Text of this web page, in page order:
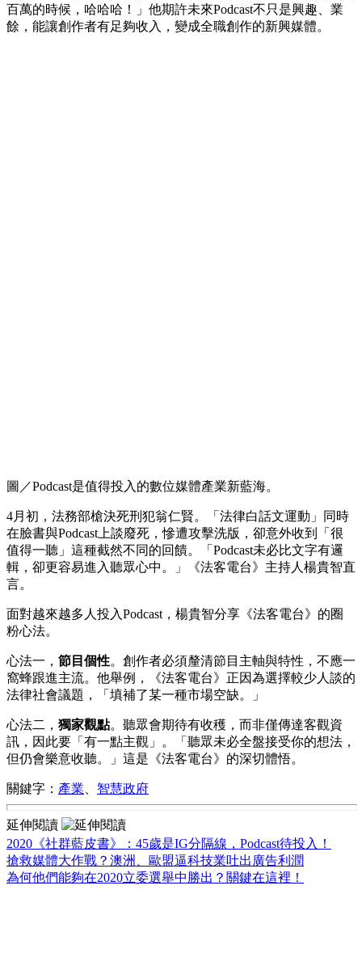
百萬的時候，哈哈哈！」他期許未來Podcast不只是興趣、業
餘，能讓創作者有足夠收入，變成全職創作的新興媒體。
圖／Podcast是值得投入的數位媒體產業新藍海。
4月初，法務部槍決死刑犯翁仁賢。「法律白話文運動」同時
在臉書與Podcast上談廢死，慘遭攻擊洗版，卻意外收到「很
值得一聽」這種截然不同的回饋。「Podcast未必比文字有邏
輯，卻更容易進入聽眾心中。」《法客電台》主持人楊貴智直
言。
面對越來越多人投入Podcast，楊貴智分享《法客電台》的圈
粉心法。
心法一， 節目個性。創作者必須釐清節目主軸與特性，不應一
窩蜂跟進主流。他舉例，《法客電台》正因為選擇較少人談的
法律社會議題，「填補了某一種市場空缺。」
心法二， 獨家觀點。聽眾會期待有收穫，而非僅傳達客觀資
訊，因此要「有一點主觀」。「聽眾未必全盤接受你的想法，
但仍會樂意收聽。」這是《法客電台》的深切體悟。
關鍵字： 產業 智慧政府
延伸閱讀
2020《社群藍皮書》：45歲是IG分隔線，Podcast待投入！
搶救媒體大作戰？澳洲、歐盟逼科技業吐出廣告利潤
為何他們能夠在2020立委選舉中勝出？關鍵在這裡！